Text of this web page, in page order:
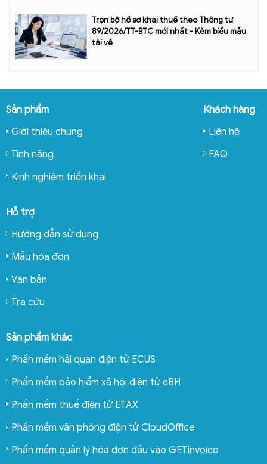
Trọn bộ hồ sơ khai thuế theo Thông tư
89/2026/TT-BTC mới nhất - Kèm biểu mẫu
tải về
Sản phẩm
Giới thiệu chung
Tính năng
Kinh nghiệm triển khai
Khách hàng
Liên hệ
FAQ
Hỗ trợ
Hướng dẫn sử dụng
Mẫu hóa đơn
Văn bản
Tra cứu
Sản phẩm khác
Phần mềm hải quan điện tử ECUS
Phần mềm bảo hiểm xã hội điện tử eBH
Phần mềm thuế điện tử ETAX
Phần mềm văn phòng điện tử CloudOffice
Phần mềm quản lý hóa đơn đầu vào GETinvoice